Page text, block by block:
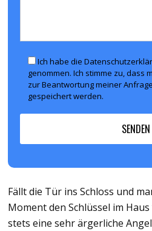
Ich habe die
genommen. Ich stimme zu, dass
zur Beantwortung meiner
gespeichert werden.
Fällt die Tür ins Schloss und
Moment den Schlüssel im
stets eine sehr ärgerliche